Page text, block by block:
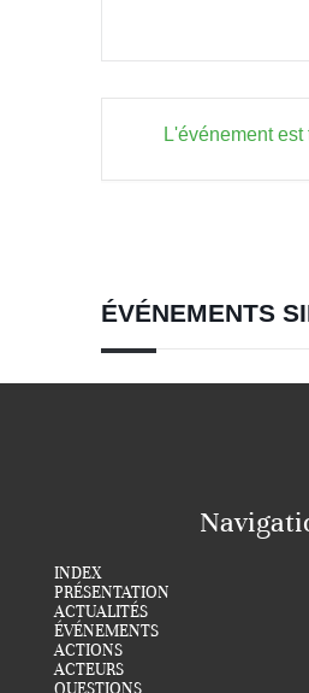
L'événement est
ÉVÉNEMENTS
INDEX
PRÉSENTATION
ACTUALITÉS
ÉVÉNEMENTS
ACTIONS
ACTEURS
QUESTIONS